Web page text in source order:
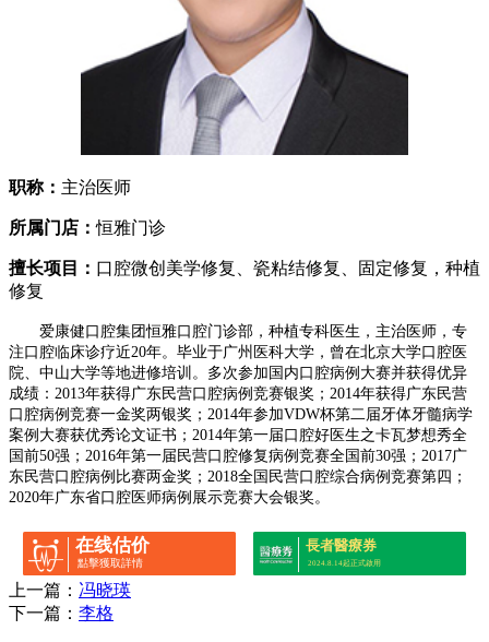
职称： 主治医师
所属门店：恒雅门诊
擅长项目： 口腔微创美学修复、瓷粘结修复、固定修复，种植
修复
爱康健口腔集团恒雅口腔门诊部，种植专科医生，主治医师，专
注口腔临床诊疗近20年。 毕业于广州医科大学，曾在北京大学口腔医
院、中山大学等地进修培训。多次参加国内口腔病例大赛并获得优异
成绩：2013年获得广东民营口腔病例竞赛银奖；2014年获得广东民营
口腔病例竞赛一金奖两银奖；2014年参加VDW杯第二届牙体牙髓病学
案例大赛获优秀论文证书；2014年第一届口腔好医生之卡瓦梦想秀全
国前50强；2016年第一届民营口腔修复病例竞赛全国前30强；2017广
东民营口腔病例比赛两金奖；2018全国民营口腔综合病例竞赛第四；
2020年广东省口腔医师病例展示竞赛大会银奖。
在线估价
點擊獲取詳情
長者醫療券
2024.8.14起正式啟用
上一篇： 冯晓瑛
下一篇： 李格